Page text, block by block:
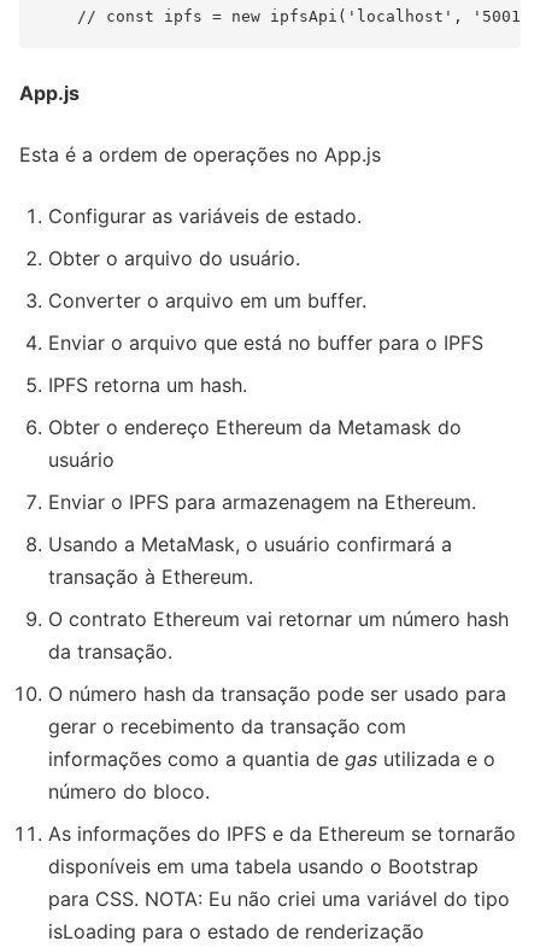
App.js
Esta é a ordem de operações no App.js
Configurar as variáveis de estado.
Obter o arquivo do usuário.
Converter o arquivo em um buffer.
Enviar o arquivo que está no buffer para o IPFS
IPFS retorna um hash.
Obter o endereço Ethereum da Metamask do
usuário
Enviar o IPFS para armazenagem na Ethereum.
Usando a MetaMask, o usuário confirmará a
transação à Ethereum.
O contrato Ethereum vai retornar um número hash
da transação.
O número hash da transação pode ser usado para
gerar o recebimento da transação com
informações como a quantia de gas utilizada e o
número do bloco.
As informações do IPFS e da Ethereum se tornarão
disponíveis em uma tabela usando o Bootstrap
para CSS. NOTA: Eu não criei uma variável do tipo
isLoading para o estado de renderização